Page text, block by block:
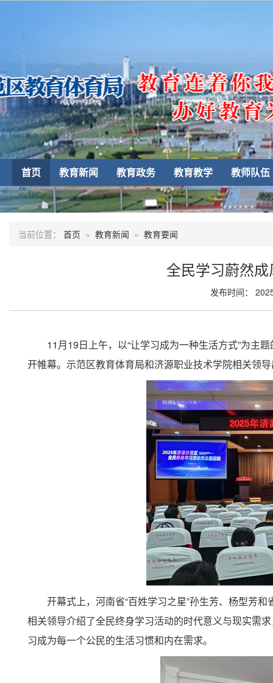
首页 教育新闻 教育政务 教育教学 教师队伍
当前位置： 首页 » 教育新闻 » 教育要闻
全民学习蔚然
发布时间：
11月19日上午，以“让学习成为一种生活方式”为主
开帷幕。示范区教育体育局和济源职业技术学院相关领
开幕式上，河南省“百姓学习之星”孙生芳、杨型芳
相关领导介绍了全民终身学习活动的时代意义与现实需
习成为每一个公民的生活习惯和内在需求。